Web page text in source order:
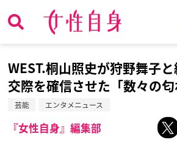
WEST.桐山照史が狩野舞子
交際を確信させた「数々の匂
芸能 エンタメニュース
『女性自身』編集部